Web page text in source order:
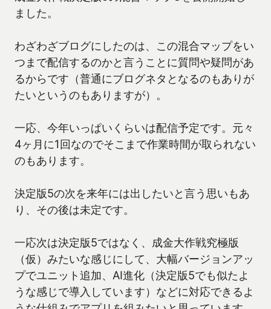
ました。
わざわざブログにしたのは、この混合マップをい
つまで配信するのかと言うことに質問や疑問があ
るからです（普通にブログネタとなるのもありが
たいというのもありますが）。
一応、今年いっぱいくらいは配信予定です。元々
4ヶ月に1回なのでそこまで作業時間が取られない
のもあります。
決定版5の次を来年には出したいと言う思いもあ
り、その後は未定です。
一応次は決定版5ではなく、成金大作戦究極版
（仮）みたいな感じにして、大幅バージョンアッ
プでユニット追加、AI進化（決定版5でも似たよ
うな感じで導入しています）などに対応できるよ